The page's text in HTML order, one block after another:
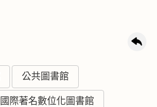
公共圖書館
國際著名數位化圖書館